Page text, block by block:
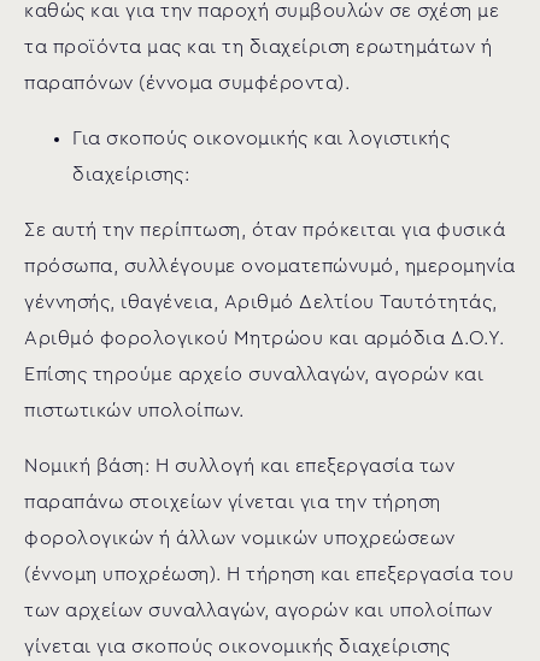
καθώς και για την παροχή συμβουλών σε σχέση με
τα προϊόντα μας και τη διαχείριση ερωτημάτων ή
παραπόνων (έννομα συμφέροντα).
Για σκοπούς οικονομικής και λογιστικής
διαχείρισης:
Σε αυτή την περίπτωση, όταν πρόκειται για φυσικά
πρόσωπα, συλλέγουμε ονοματεπώνυμό, ημερομηνία
γέννησής, ιθαγένεια, Αριθμό Δελτίου Ταυτότητάς,
Αριθμό φορολογικού Μητρώου και αρμόδια Δ.Ο.Υ.
Επίσης τηρούμε αρχείο συναλλαγών, αγορών και
πιστωτικών υπολοίπων.
Νομική βάση: Η συλλογή και επεξεργασία των
παραπάνω στοιχείων γίνεται για την τήρηση
φορολογικών ή άλλων νομικών υποχρεώσεων
(έννομη υποχρέωση). Η τήρηση και επεξεργασία του
των αρχείων συναλλαγών, αγορών και υπολοίπων
γίνεται για σκοπούς οικονομικής διαχείρισης